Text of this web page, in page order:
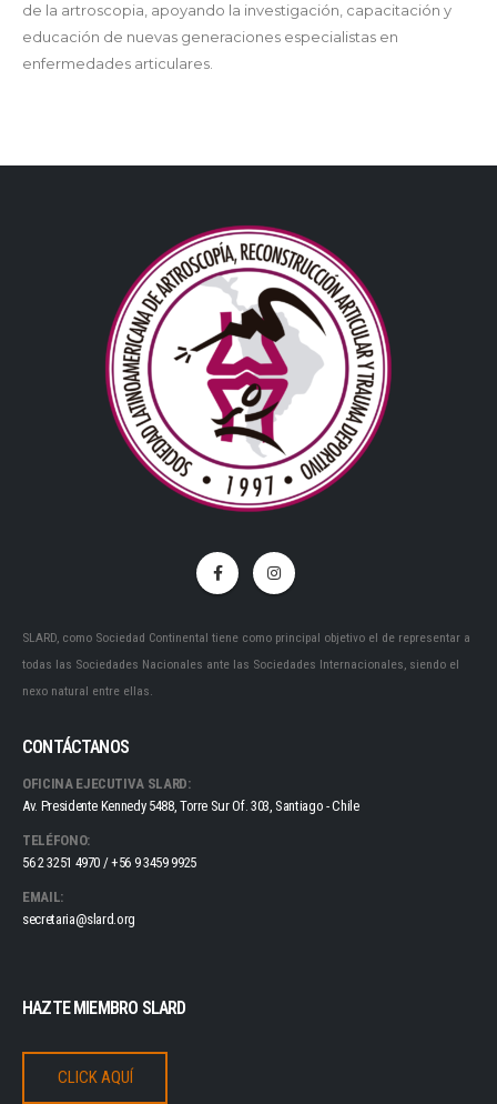
de la artroscopia, apoyando la investigación, capacitación y
educación de nuevas generaciones especialistas en
enfermedades articulares.
SLARD, como Sociedad Continental tiene como principal objetivo el de representar a
todas las Sociedades Nacionales ante las Sociedades Internacionales, siendo el
nexo natural entre ellas.
CONTÁCTANOS
OFICINA EJECUTIVA SLARD:
Av. Presidente Kennedy 5488, Torre Sur Of. 303, Santiago - Chile
TELÉFONO:
56 2 3251 4970 / +56 9 3459 9925
EMAIL:
secretaria@slard.org
HAZTE MIEMBRO SLARD
CLICK AQUÍ